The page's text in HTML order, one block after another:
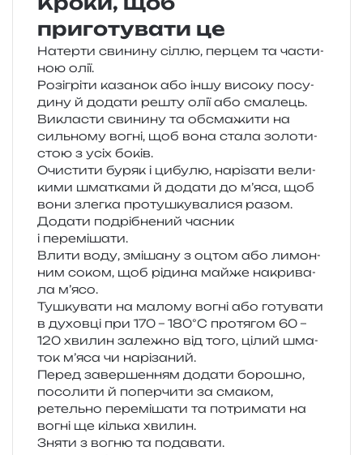
приготувати це
Натерти сви­ни­ну сіллю, пер­цем та части­
ною олії.
Розігріти каза­нок або іншу висо­ку посу­
ди­ну й дода­ти решту олії або смалець.
Викласти сви­ни­ну та обсма­жи­ти на
силь­но­му вогні, щоб вона стала золо­ти­
стою з усіх боків.
Очистити буряк і цибу­лю, нарі­за­ти вели­
ки­ми шма­тка­ми й дода­ти до м’яса, щоб
вони злег­ка про­ту­шку­ва­ли­ся разом.
Додати подрі­бне­ний часник
і перемішати.
Влити воду, змі­ша­ну з оцтом або лимон­
ним соком, щоб ріди­на майже накри­ва­
ла м’ясо.
Тушкувати на мало­му вогні або готу­ва­ти
в духов­ці при 170 – 180°C про­тя­гом 60 –
120 хви­лин зале­жно від того, цілий шма­
ток м’яса чи нарізаний.
Перед завер­ше­н­ням дода­ти боро­шно,
посо­ли­ти й попер­чи­ти за сма­ком,
ретель­но пере­мі­ша­ти та потри­ма­ти на
вогні ще кіль­ка хвилин.
Зняти з вогню та подавати.